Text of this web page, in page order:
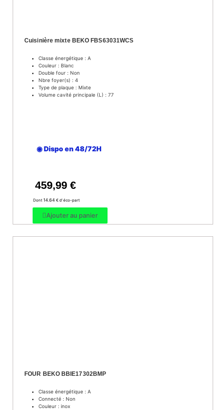
Cuisinière mixte BEKO FBS63031WCS
Classe énergétique : A
Couleur : Blanc
Double four : Non
Nbre foyer(s) : 4
Type de plaque : Mixte
Volume cavité principale (L) : 77
◉ Dispo en 48/72H
459,99 €
Dont 14.64 € d’ éco-part
Ajouter au panier
FOUR BEKO BBIE17302BMP
Classe énergétique : A
Connecté : Non
Couleur : inox